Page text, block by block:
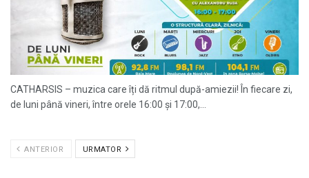
CATHARSIS – muzica care îți dă ritmul după-amiezii! În fiecare zi,
de luni până vineri, între orele 16:00 și 17:00,...
ANTERIOR URMATOR